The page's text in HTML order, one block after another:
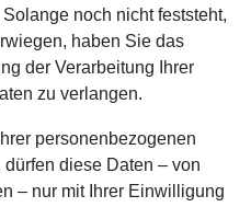
noch nicht feststeht,
haben Sie das
der Verarbeitung Ihrer
zu verlangen.
personenbezogenen
diese Daten – von
– nur mit Ihrer Einwilligung